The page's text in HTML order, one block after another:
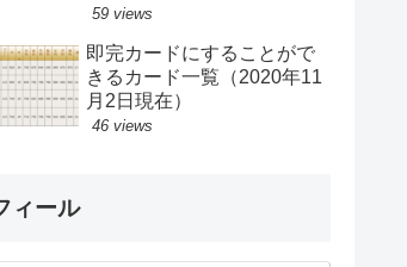
59 views
即完カードにすることがで
きるカード一覧（2020年11
月2日現在）
46 views
ィール